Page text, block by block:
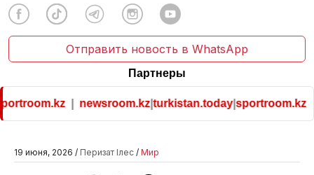
Отправить новость в WhatsApp
Партнеры
| newsroom.kz|turkistan.today|sportroom.kz
19 июня, 2026 / Перизат Ілес / Мир